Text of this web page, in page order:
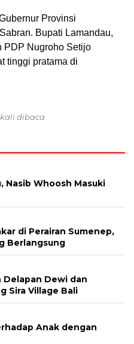
Provinsi
Bupati Lamandau,
PDP Nugroho Setijo
tinggi pratama di
dibaca
Nasib Whoosh Masuki
di Perairan Sumenep,
Berlangsung
Delapan Dewi dan
Sira Village Bali
Anak dengan